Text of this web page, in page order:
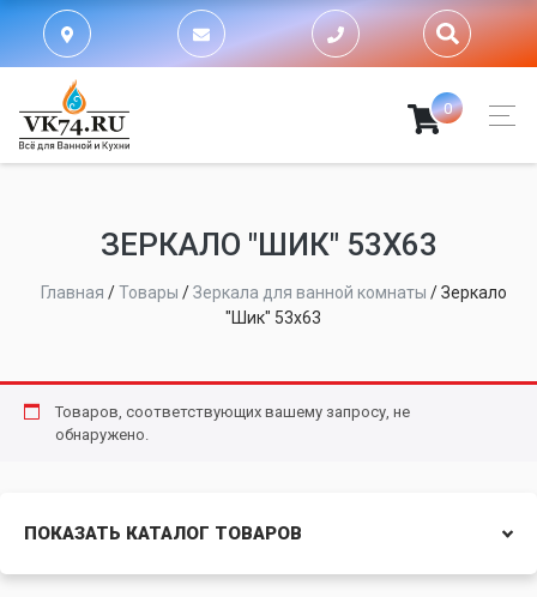
0
ЗЕРКАЛО "ШИК" 53X63
Главная /Товары /Зеркала для ванной комнаты /Зеркало
"Шик" 53x63
Товаров, соответствующих вашему запросу, не
обнаружено.
ПОКАЗАТЬ КАТАЛОГ ТОВАРОВ